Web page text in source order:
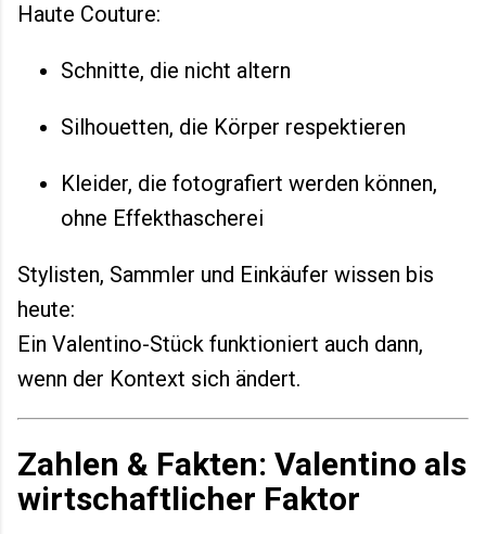
Haute Couture:
Schnitte, die nicht altern
Silhouetten, die Körper respektieren
Kleider, die fotografiert werden können,
ohne Effekthascherei
Stylisten, Sammler und Einkäufer wissen bis
heute:
Ein Valentino-Stück funktioniert auch dann,
wenn der Kontext sich ändert.
Zahlen & Fakten: Valentino als
wirtschaftlicher Faktor